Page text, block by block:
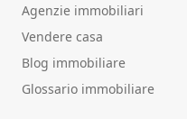
Agenzie immobiliari
Vendere casa
Blog immobiliare
Glossario immobiliare